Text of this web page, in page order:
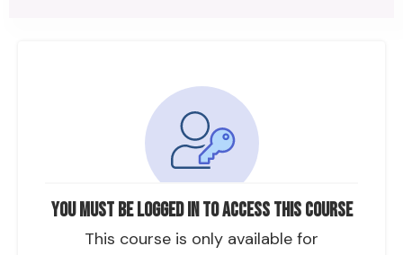
You must be logged in to access this course
This course is only available for